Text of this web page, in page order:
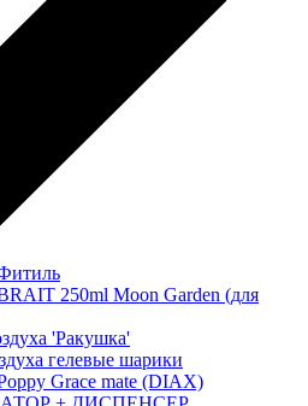
250ml Moon Garden (для
'Ракушка'
гелевые шарики
Grace mate (DIAX)